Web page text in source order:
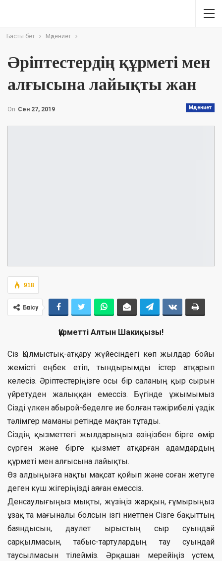
Басты бет Мәдениет
Әріптестердің құрметі мен
алғысына лайықты жан
Мәдениет
On Сен 27, 2019
918
Бөлісу
Құрметті Алтын Шакиқызы!
Сіз Қылмыстық-атқару жүйесіндегі көп жылдар бойы
жемісті еңбек етіп, тындырымды істер атқарып
келесіз. Әріптестеріңізге осы бір саланың қыр сырын
үйретуден жалыққан емессіз. Бүгінде ұжымымыз
Сізді үлкен абырой-беделге ие болған тәжірибелі үздік
тәлімгер маманы ретінде мақтан тұтады.
Сіздің қызметтегі жылдарыңыз өзіңізбен бірге өмір
сүрген және бірге қызмет атқарған адамдардың
құрметі мен алғысына лайықты.
Өз алдыңызға нақты мақсат қойып және соған жетуге
деген күш жігеріңізді аяған емессіз.
Денсаулығыңыз мықты, жүзіңіз жарқын, ғұмырыңыз
ұзақ та мағыналы болсын ізгі ниетпен Сізге бақыттың
баяндысын, даулет ырыстың сыр суындай
сарқылмасын, табыс-тартулардың тау суындай
таусылмасын тілейміз. Әрқашан мерейіңіз үстем,